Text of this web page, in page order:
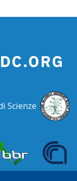
Scienze